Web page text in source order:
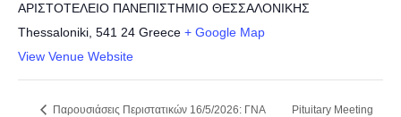
ΑΡΙΣΤΟΤΕΛΕΙΟ ΠΑΝΕΠΙΣΤΗΜΙΟ ΘΕΣΣΑΛΟΝΙΚΗΣ
Thessaloniki, 541 24 Greece + Google Map
View Venue Website
Παρουσιάσεις Περιστατικών 16/5/2026: ΓΝΑ
Pituitary Meeting